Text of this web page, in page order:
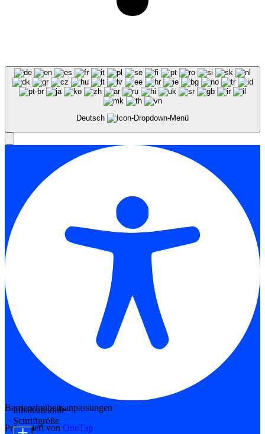
Deutsch
Barrierefreiheitsanpassungen
Präsentiert von OneTap
Inhaltsmodule
Schriftgröße